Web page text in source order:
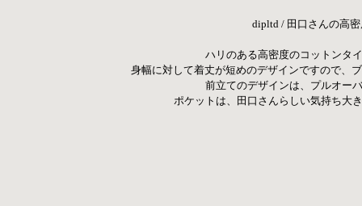
dipltd / 田口さんの高
ハリのある高密度のコットンタ
身幅に対して着丈が短めのデザインですので、
前立てのデザインは、プルオー
ポケットは、田口さんらしい気持ち大